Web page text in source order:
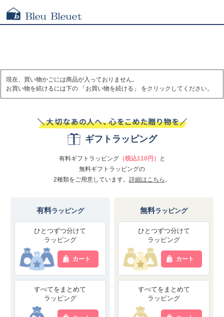
現在、買い物かごには商品が入っておりません。
お買い物を続けるには下の 「お買い物を続ける」 をクリックしてください。
ギフトラッピング
有料ギフトラッピング（税込110円）
と
無料ギフトラッピングの
2種類をご用意しています。 詳細はこちら 。
有料ラッピング
ひとつずつ分けて
ラッピング
カート
すべてをまとめて
ラッピング
無料ラッピング
ひとつずつ分けて
ラッピング
カート
すべてをまとめて
ラッピング